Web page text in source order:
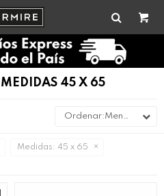
45 X 65
Menor precio
Medidas: 45 x 65